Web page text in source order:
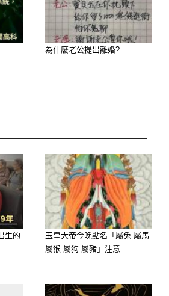
6 月開始你們的思維會
職場上更會出現能量極
主管或實力雄厚的老客
事業大翻盤的成功率高
為什麼老公提出離婚?...
生的
玉皇大帝今晚點名「屬兔 屬馬
屬猴 屬狗 屬豬」注意...